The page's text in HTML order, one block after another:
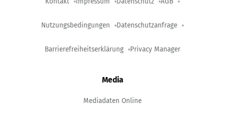
Nutzungsbedingungen Datenschutzanfrage
Barrierefreiheitserklärung Privacy Manager
Media
Mediadaten Online